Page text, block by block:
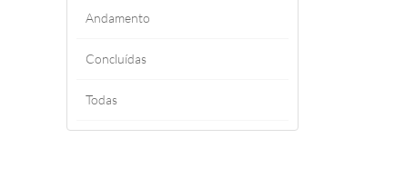
Andamento
Concluídas
Todas